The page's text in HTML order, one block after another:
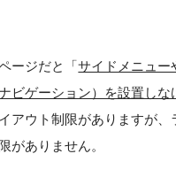
ージだと「サイドメニュー
ビゲーション）を設置し
アウト制限がありますが
がありません。